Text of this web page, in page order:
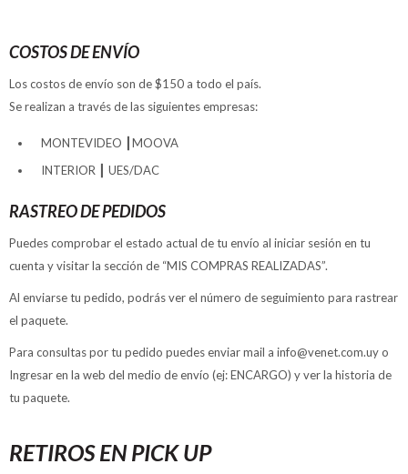
COSTOS DE ENVÍO
Los costos de envío son de $150 a todo el país.
Se realizan a través de las siguientes empresas:
MONTEVIDEO ┃MOOVA
INTERIOR ┃ UES/DAC
RASTREO DE PEDIDOS
Puedes comprobar el estado actual de tu envío al iniciar sesión en tu
cuenta y visitar la sección de “MIS COMPRAS REALIZADAS”.
Al enviarse tu pedido, podrás ver el número de seguimiento para rastrear
el paquete.
Para consultas por tu pedido puedes enviar mail a info@venet.com.uy o
Ingresar en la web del medio de envío (ej: ENCARGO) y ver la historia de
tu paquete.
RETIROS EN PICK UP